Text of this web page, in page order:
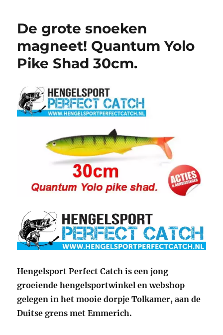
De grote snoeken
magneet! Quantum Yolo
Pike Shad 30cm.
Hengelsport Perfect Catch is een jong
groeiende hengelsportwinkel en webshop
gelegen in het mooie dorpje Tolkamer, aan de
Duitse grens met Emmerich.